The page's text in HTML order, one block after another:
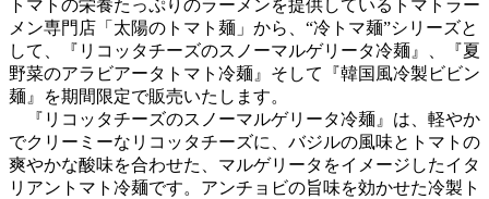
トマトの栄養たっぷりのラーメンを提供しているトマトラー
メン専門店「太陽のトマト麺」から、“冷トマ麺”シリーズと
して、『リコッタチーズのスノーマルゲリータ冷麺』、『夏
野菜のアラビアータトマト冷麺』そして『韓国風冷製ビビン
麺』を期間限定で販売いたします。
『リコッタチーズのスノーマルゲリータ冷麺』は、軽やか
でクリーミーなリコッタチーズに、バジルの風味とトマトの
爽やかな酸味を合わせた、マルゲリータをイメージしたイタ
リアントマト冷麺です。アンチョビの旨味を効かせた冷製ト